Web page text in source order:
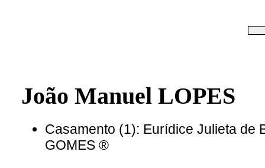
João Manuel LOPES
Casamento (1): Eurídice Julieta de
GOMES ®